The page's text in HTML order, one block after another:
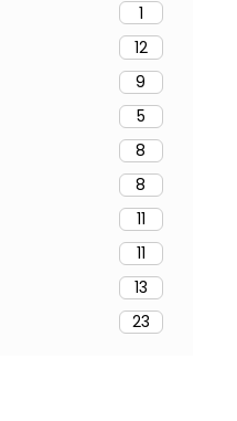
1
12
9
5
8
8
11
11
13
23